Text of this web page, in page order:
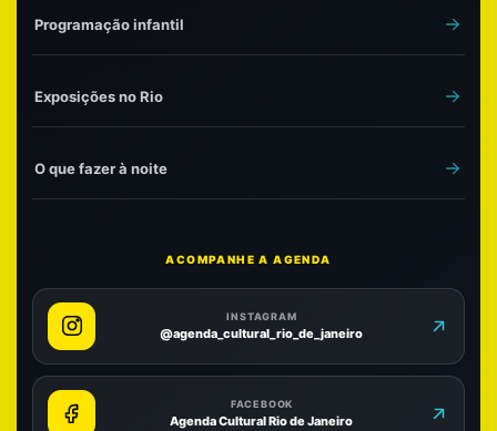
Programação infantil
Exposições no Rio
O que fazer à noite
ACOMPANHE A AGENDA
INSTAGRAM
@agenda_cultural_rio_de_janeiro
FACEBOOK
Agenda Cultural Rio de Janeiro